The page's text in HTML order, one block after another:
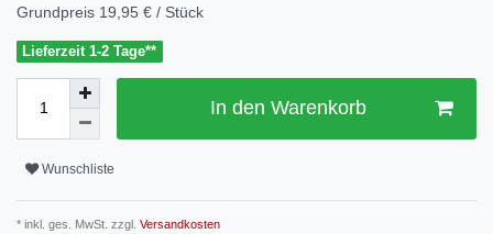
Grundpreis 19,95 € / Stück
Lieferzeit 1-2 Tage**
In den Warenkorb
Wunschliste
* inkl. ges. MwSt. zzgl. Versandkosten